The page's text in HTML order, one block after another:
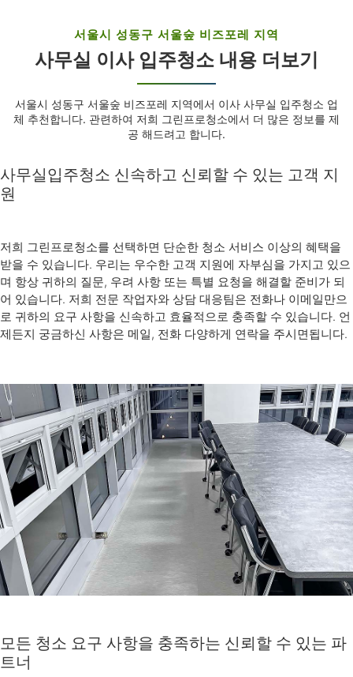
서울시 성동구 서울숲 비즈포레 지역
사무실 이사 입주청소 내용 더보기
서울시 성동구 서울숲 비즈포레 지역에서 이사 사무실 입주청소 업
체 추천합니다. 관련하여 저희 그린프로청소에서 더 많은 정보를 제
공 해드려고 합니다.
사무실입주청소 신속하고 신뢰할 수 있는 고객 지
원
저희 그린프로청소를 선택하면 단순한 청소 서비스 이상의 혜택을
받을 수 있습니다. 우리는 우수한 고객 지원에 자부심을 가지고 있으
며 항상 귀하의 질문, 우려 사항 또는 특별 요청을 해결할 준비가 되
어 있습니다. 저희 전문 작업자와 상담 대응팀은 전화나 이메일만으
로 귀하의 요구 사항을 신속하고 효율적으로 충족할 수 있습니다. 언
제든지 궁금하신 사항은 메일, 전화 다양하게 연락을 주시면됩니다.
모든 청소 요구 사항을 충족하는 신뢰할 수 있는 파
트너